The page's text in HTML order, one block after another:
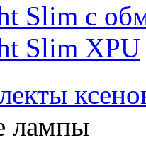
Slim с
Slim XPU
лампы